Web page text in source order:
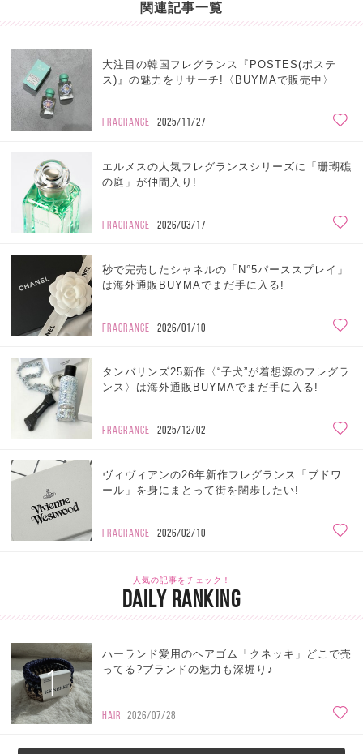
関連記事一覧
大注目の韓国フレグランス『POSTES(ポステ
ス)』の魅力をリサーチ!〈BUYMAで販売中〉
FRAGRANCE 2025/11/27
エルメスの人気フレグランスシリーズに「珊瑚礁
の庭」が仲間入り!
FRAGRANCE 2026/03/17
秒で完売したシャネルの「N°5パーススプレイ」
は海外通販BUYMAでまだ手に入る!
FRAGRANCE 2026/01/10
タンバリンズ25新作〈“子犬”が着想源のフレグラ
ンス〉は海外通販BUYMAでまだ手に入る!
FRAGRANCE 2025/12/02
ヴィヴィアンの26年新作フレグランス「ブドワ
ール」を身にまとって街を闊歩したい!
FRAGRANCE 2026/02/10
人気の記事をチェック！
DAILY RANKING
1
ハーランド愛用のヘアゴム「クネッキ」どこで売
ってる?ブランドの魅力も深堀り♪
HAIR 2026/07/28